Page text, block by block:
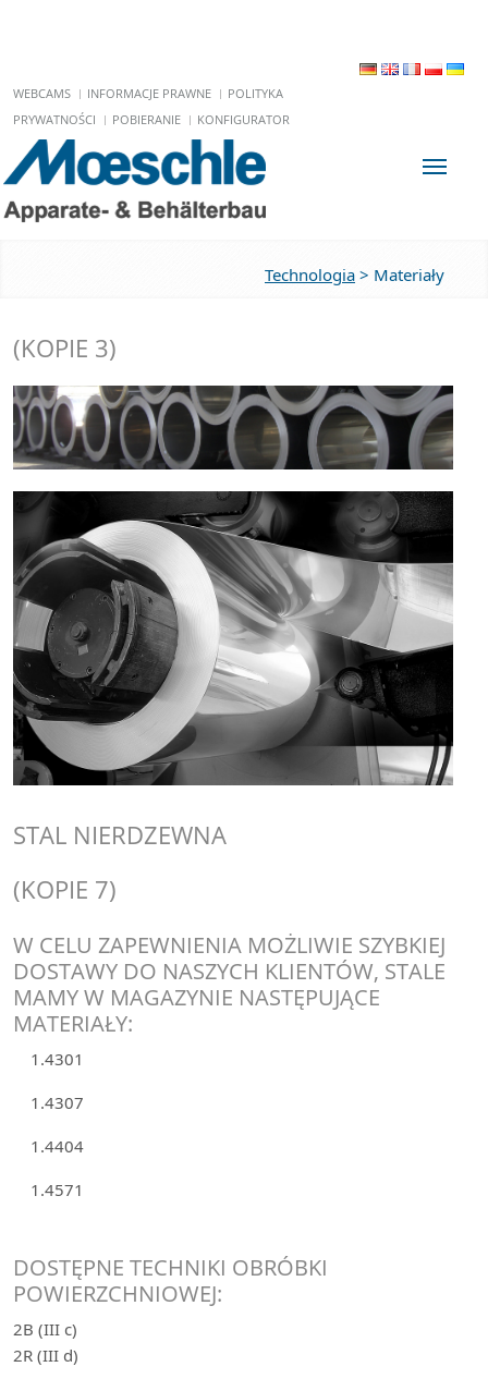
WEBCAMS INFORMACJE PRAWNE
POLITYKA
PRYWATNOŚCI
POBIERANIE KONFIGURATOR
Technologia > Materiały
(KOPIE 3)
STAL NIERDZEWNA
(KOPIE 7)
W CELU ZAPEWNIENIA MOŻLIWIE SZYBKIEJ
DOSTAWY DO NASZYCH KLIENTÓW, STALE
MAMY W MAGAZYNIE NASTĘPUJĄCE
MATERIAŁY:
1.4301
1.4307
1.4404
1.4571
DOSTĘPNE TECHNIKI OBRÓBKI
POWIERZCHNIOWEJ:
2B (III c)
2R (III d)